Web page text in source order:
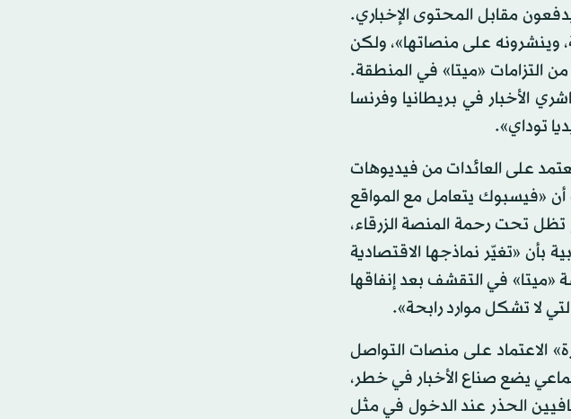
مقابل المحتوى الإخباري.
وينشرونه على منصاتها»، ولكن
التزامات «ميتا» في المنطقة.
الأخبار في بريطانيا وفرنسا
توداي».
على العائدات من فيديوهات
أن «فيسبوك يتعامل مع المواقع
تحت رحمة المنصة الزرقاء،
بأن «تغيّر نماذجها الاقتصادية
«ميتا» في التقشف بعد إنفاقها
لا تشكل موارد رابحة».
الاعتماد على منصات التواصل
يضع صناع الأخبار في خطر،
الحذر عند الدخول في مثل